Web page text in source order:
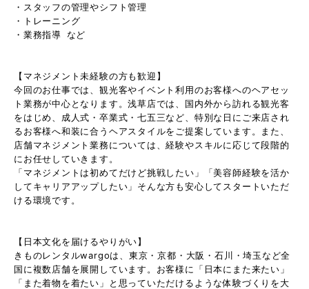
・スタッフの管理やシフト管理
・トレーニング
・業務指導 など
【マネジメント未経験の方も歓迎】
今回のお仕事では、観光客やイベント利用のお客様へのヘアセッ
ト業務が中心となります。浅草店では、国内外から訪れる観光客
をはじめ、成人式・卒業式・七五三など、特別な日にご来店され
るお客様へ和装に合うヘアスタイルをご提案しています。また、
店舗マネジメント業務については、経験やスキルに応じて段階的
にお任せしていきます。
「マネジメントは初めてだけど挑戦したい」「美容師経験を活か
してキャリアアップしたい」そんな方も安心してスタートいただ
ける環境です。
【日本文化を届けるやりがい】
きものレンタルwargoは、東京・京都・大阪・石川・埼玉など全
国に複数店舗を展開しています。お客様に「日本にまた来たい」
「また着物を着たい」と思っていただけるような体験づくりを大